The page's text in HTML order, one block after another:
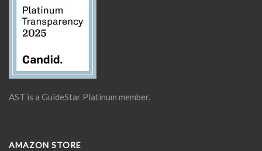
AST is a GuideStar Platinum member.
AMAZON STORE